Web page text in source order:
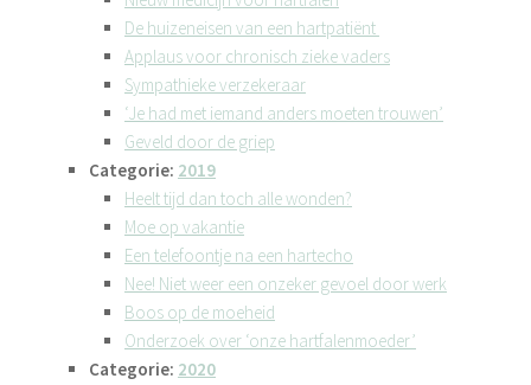
De huizeneisen van een hartpatiënt
Applaus voor chronisch zieke vaders
Sympathieke verzekeraar
‘Je had met iemand anders moeten trouwen’
Geveld door de griep
Categorie: 2019
Heelt tijd dan toch alle wonden?
Moe op vakantie
Een telefoontje na een hartecho
Nee! Niet weer een onzeker gevoel door werk
Boos op de moeheid
Onderzoek over ‘onze hartfalenmoeder’
Categorie: 2020